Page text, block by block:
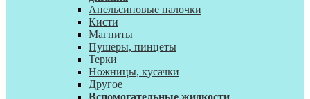
Апельсиновые палочки
Кисти
Магниты
Пушеры, пинцеты
Терки
Ножницы, кусачки
Другое
Вспомогательные жидкости